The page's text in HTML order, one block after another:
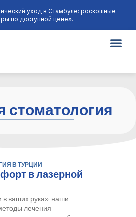
уход в Стамбуле: роскошные
по доступной цене».
стоматология
В ТУРЦИИ
в лазерной
в ваших руках: наши
лечения